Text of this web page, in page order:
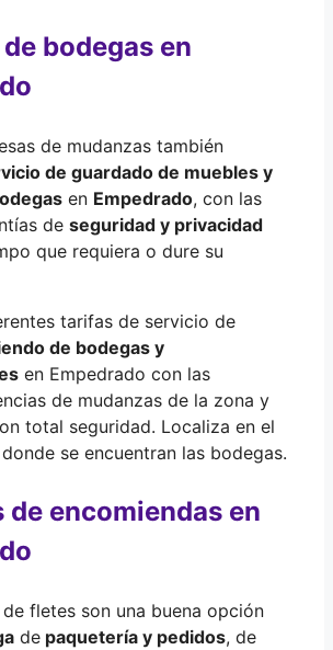
bodegas en
de mudanzas también
de guardado de muebles y
en Empedrado, con las
de seguridad y privacidad
que requiera o dure su
tarifas de servicio de
de bodegas y
en Empedrado con las
de mudanzas de la zona y
total seguridad. Localiza en el
se encuentran las bodegas.
de encomiendas en
fletes son una buena opción
de paquetería y pedidos, de